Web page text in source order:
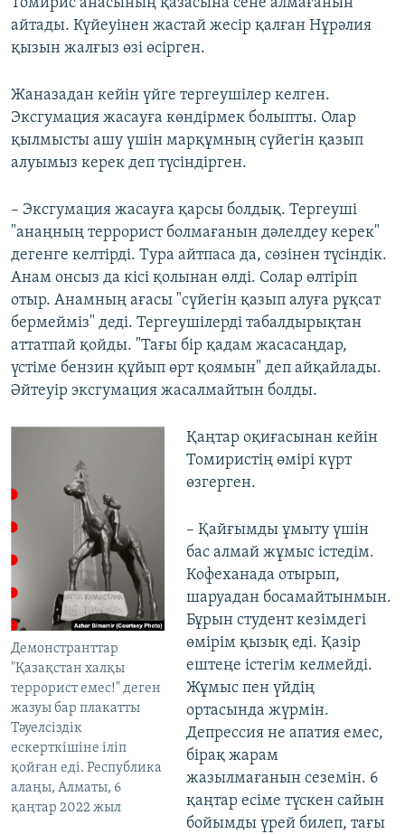
айтады. Күйеуінен жастай жесір қалған Нұрәлия
қызын жалғыз өзі өсірген.
Жаназадан кейін үйге тергеушілер келген.
Эксгумация жасауға көндірмек болыпты. Олар
қылмысты ашу үшін марқұмның сүйегін қазып
алуымыз керек деп түсіндірген.
– Эксгумация жасауға қарсы болдық. Тергеуші
"анаңның террорист болмағанын дәлелдеу керек"
дегенге келтірді. Тура айтпаса да, сөзінен түсіндік.
Анам онсыз да кісі қолынан өлді. Солар өлтіріп
отыр. Анамның ағасы "сүйегін қазып алуға рұқсат
бермейміз" деді. Тергеушілерді табалдырықтан
аттатпай қойды. "Тағы бір қадам жасасаңдар,
үстіме бензин құйып өрт қоямын" деп айқайлады.
Әйтеуір эксгумация жасалмайтын болды.
Демонстранттар
"Қазақстан халқы
террорист емес!" деген
жазуы бар плакатты
Тәуелсіздік
ескерткішіне іліп
қойған еді. Республика
алаңы, Алматы, 6
қаңтар 2022 жыл
Қаңтар оқиғасынан кейін
Томиристің өмірі күрт
өзгерген.
– Қайғымды ұмыту үшін
бас алмай жұмыс істедім.
Кофеханада отырып,
шаруадан босамайтынмын.
Бұрын студент кезімдегі
өмірім қызық еді. Қазір
ештеңе істегім келмейді.
Жұмыс пен үйдің
ортасында жүрмін.
Депрессия не апатия емес,
бірақ жарам
жазылмағанын сеземін. 6
қаңтар есіме түскен сайын
бойымды үрей билеп, тағы